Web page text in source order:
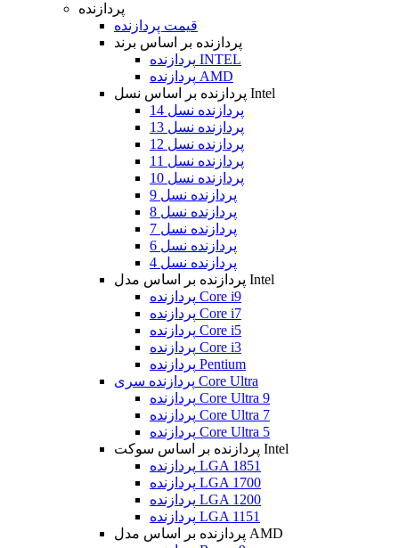
پردازنده
قیمت پردازنده
پردازنده بر اساس برند
پردازنده INTEL
پردازنده AMD
پردازنده بر اساس نسل Intel
پردازنده نسل 14
پردازنده نسل 13
پردازنده نسل 12
پردازنده نسل 11
پردازنده نسل 10
پردازنده نسل 9
پردازنده نسل 8
پردازنده نسل 7
پردازنده نسل 6
پردازنده نسل 4
پردازنده بر اساس مدل Intel
پردازنده Core i9
پردازنده Core i7
پردازنده Core i5
پردازنده Core i3
پردازنده Pentium
پردازنده سری Core Ultra
پردازنده Core Ultra 9
پردازنده Core Ultra 7
پردازنده Core Ultra 5
پردازنده بر اساس سوکت Intel
پردازنده LGA 1851
پردازنده LGA 1700
پردازنده LGA 1200
پردازنده LGA 1151
پردازنده بر اساس مدل AMD